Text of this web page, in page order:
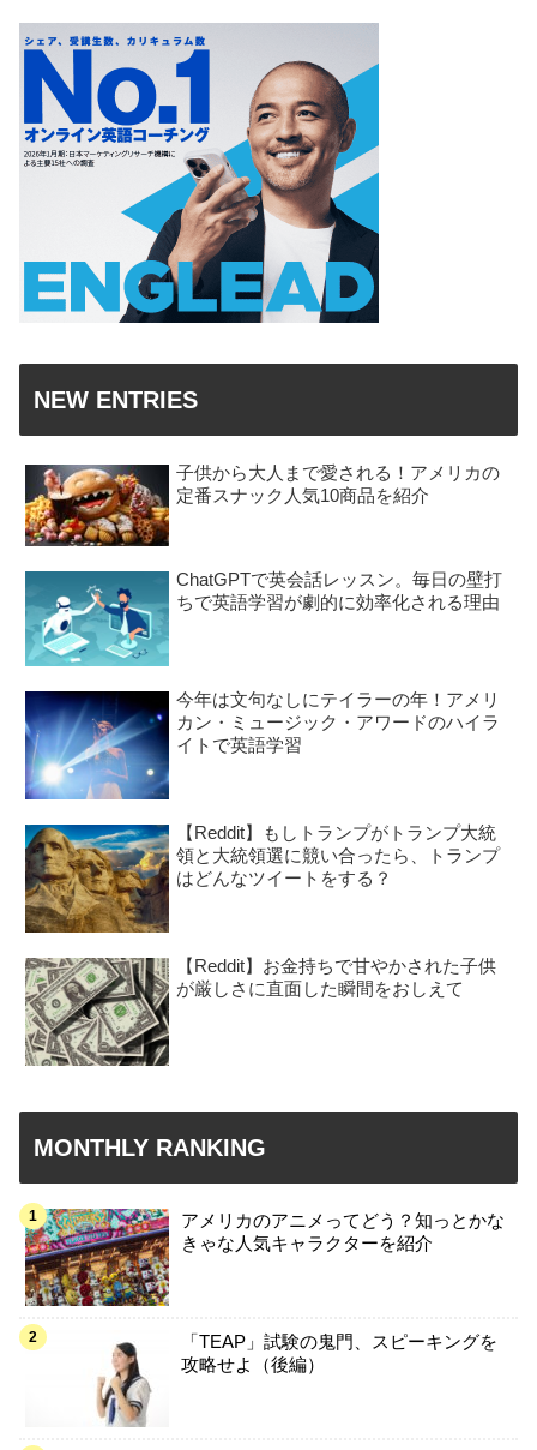
NEW ENTRIES
子供から大人まで愛される！アメリカの
定番スナック人気10商品を紹介
ChatGPTで英会話レッスン。毎日の壁打
ちで英語学習が劇的に効率化される理由
今年は文句なしにテイラーの年！アメリ
カン・ミュージック・アワードのハイラ
イトで英語学習
【Reddit】もしトランプがトランプ大統
領と大統領選に競い合ったら、トランプ
はどんなツイートをする？
【Reddit】お金持ちで甘やかされた子供
が厳しさに直面した瞬間をおしえて
MONTHLY RANKING
アメリカのアニメってどう？知っとかな
きゃな人気キャラクターを紹介
「TEAP」試験の鬼門、スピーキングを
攻略せよ（後編）